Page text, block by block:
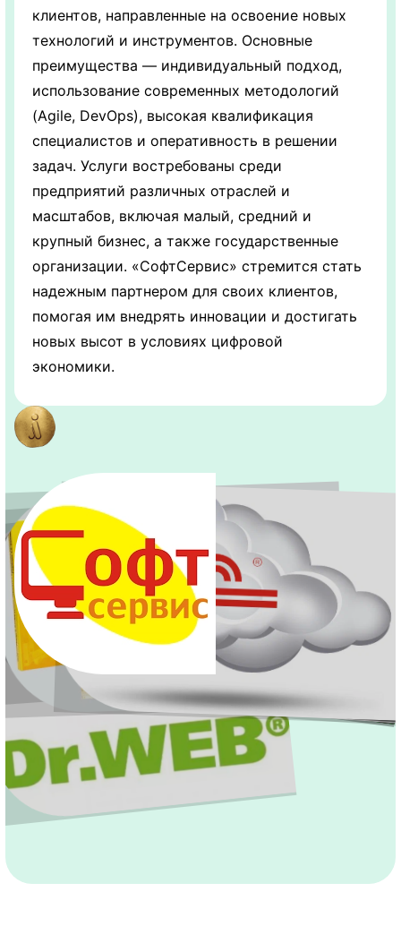
клиентов, направленные на освоение новых
технологий и инструментов. Основные
преимущества — индивидуальный подход,
использование современных методологий
(Agile, DevOps), высокая квалификация
специалистов и оперативность в решении
задач. Услуги востребованы среди
предприятий различных отраслей и
масштабов, включая малый, средний и
крупный бизнес, а также государственные
организации. «СофтСервис» стремится стать
надежным партнером для своих клиентов,
помогая им внедрять инновации и достигать
новых высот в условиях цифровой
экономики.